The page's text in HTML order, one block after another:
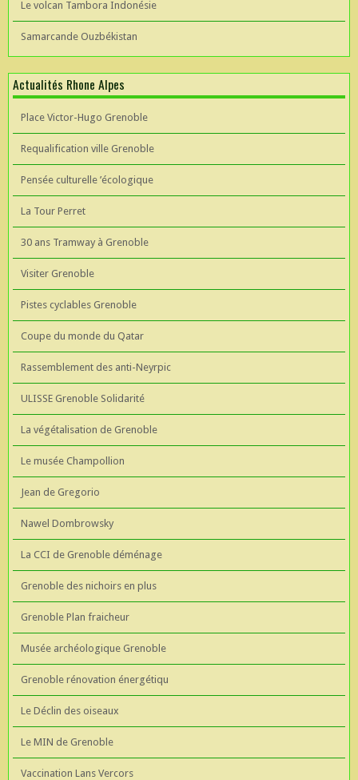
Le volcan Tambora Indonésie
Samarcande Ouzbékistan
Actualités Rhone Alpes
Place Victor-Hugo Grenoble
Requalification ville Grenoble
Pensée culturelle ’écologique
La Tour Perret
30 ans Tramway à Grenoble
Visiter Grenoble
Pistes cyclables Grenoble
Coupe du monde du Qatar
Rassemblement des anti-Neyrpic
ULISSE Grenoble Solidarité
La végétalisation de Grenoble
Le musée Champollion
Jean de Gregorio
Nawel Dombrowsky
La CCI de Grenoble déménage
Grenoble des nichoirs en plus
Grenoble Plan fraicheur
Musée archéologique Grenoble
Grenoble rénovation énergétiqu
Le Déclin des oiseaux
Le MIN de Grenoble
Vaccination Lans Vercors